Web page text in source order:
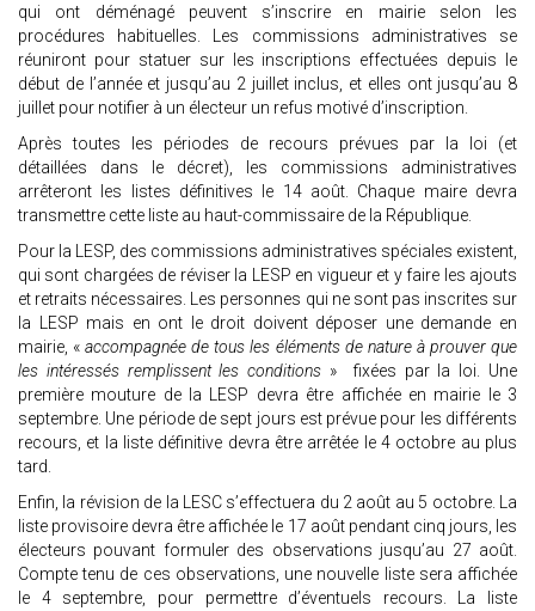
qui ont déménagé peuvent s’inscrire en mairie selon les
procédures habituelles. Les commissions administratives se
réuniront pour statuer sur les inscriptions effectuées depuis le
début de l’année et jusqu’au 2 juillet inclus, et elles ont jusqu’au 8
juillet pour notifier à un électeur un refus motivé d’inscription.
Après toutes les périodes de recours prévues par la loi (et
détaillées dans le décret), les commissions administratives
arrêteront les listes définitives le 14 août. Chaque maire devra
transmettre cette liste au haut-commissaire de la République.
Pour la LESP, des commissions administratives spéciales existent,
qui sont chargées de réviser la LESP en vigueur et y faire les ajouts
et retraits nécessaires. Les personnes qui ne sont pas inscrites sur
la LESP mais en ont le droit doivent déposer une demande en
mairie, «accompagnée de tous les éléments de nature à prouver que
les intéressés remplissent les conditions » fixées par la loi. Une
première mouture de la LESP devra être affichée en mairie le 3
septembre. Une période de sept jours est prévue pour les différents
recours, et la liste définitive devra être arrêtée le 4 octobre au plus
tard.
Enfin, la révision de la LESC s’effectuera du 2 août au 5 octobre. La
liste provisoire devra être affichée le 17 août pendant cinq jours, les
électeurs pouvant formuler des observations jusqu’au 27 août.
Compte tenu de ces observations, une nouvelle liste sera affichée
le 4 septembre, pour permettre d’éventuels recours. La liste